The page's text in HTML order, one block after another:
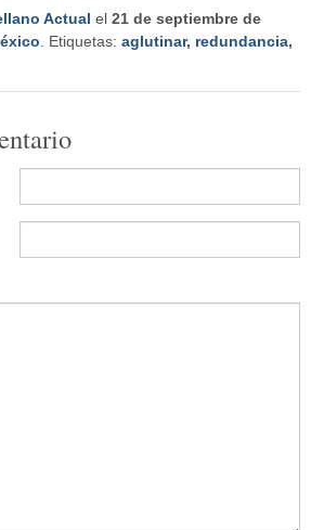
Actual el21 de septiembre de
. Etiquetas:aglutinar, redundancia,